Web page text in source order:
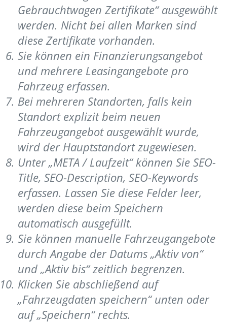
Gebrauchtwagen Zertifikate“ ausgewählt
werden. Nicht bei allen Marken sind
diese Zertifikate vorhanden.
Sie können ein Finanzierungsangebot
und mehrere Leasingangebote pro
Fahrzeug erfassen.
Bei mehreren Standorten, falls kein
Standort explizit beim neuen
Fahrzeugangebot ausgewählt wurde,
wird der Hauptstandort zugewiesen.
Unter „META / Laufzeit“ können Sie SEO-
Title, SEO-Description, SEO-Keywords
erfassen. Lassen Sie diese Felder leer,
werden diese beim Speichern
automatisch ausgefüllt.
Sie können manuelle Fahrzeugangebote
durch Angabe der Datums „Aktiv von“
und „Aktiv bis“ zeitlich begrenzen.
Klicken Sie abschließend auf
„Fahrzeugdaten speichern“ unten oder
auf „Speichern“ rechts.